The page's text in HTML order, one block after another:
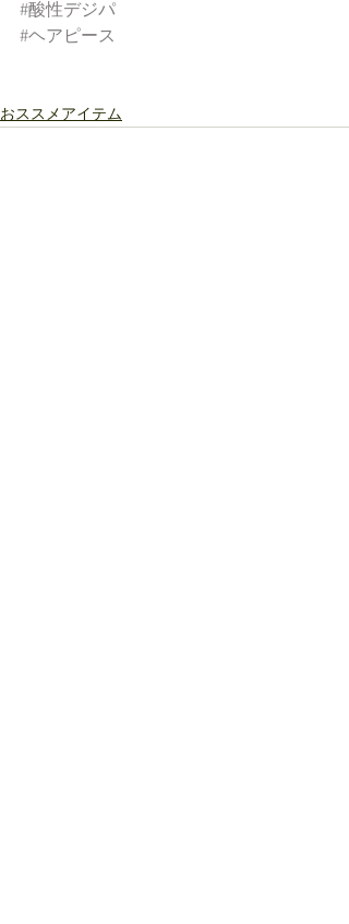
#酸性デジパ
#ヘアピース
おススメアイテム